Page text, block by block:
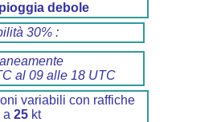
debole
30% :
al 09 alle 18 UTC
variabili con raffiche
a 25kt